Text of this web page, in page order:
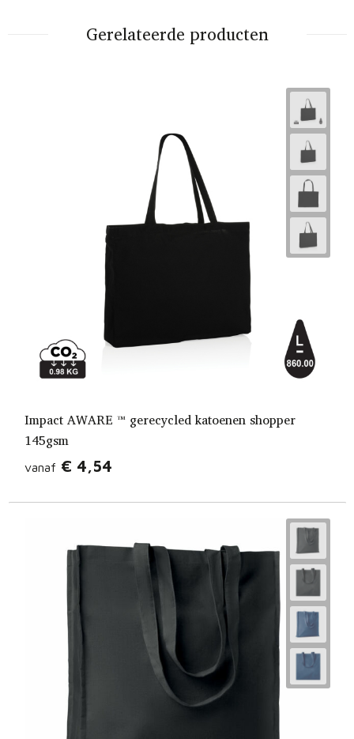
Gerelateerde producten
Impact AWARE ™ gerecycled katoenen shopper
145gsm
vanaf € 4,54